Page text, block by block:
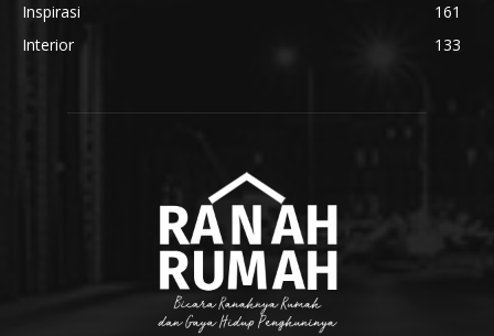
Inspirasi
161
Interior
133